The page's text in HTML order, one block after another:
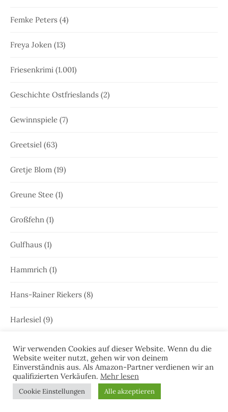
Femke Peters (4)
Freya Joken (13)
Friesenkrimi (1.001)
Geschichte Ostfrieslands (2)
Gewinnspiele (7)
Greetsiel (63)
Gretje Blom (19)
Greune Stee (1)
Großfehn (1)
Gulfhaus (1)
Hammrich (1)
Hans-Rainer Riekers (8)
Harlesiel (9)
Hauke Holjansen(5)
Hedda Böttcher (23)
Henriette Honig(12)
Wir verwenden Cookies auf dieser Website. Wenn du die
Website weiter nutzt, gehen wir von deinem
Einverständnis aus. Als Amazon-Partner verdienen wir an
qualifizierten Verkäufen. Mehr lesen
Cookie Einstellungen Alle akzeptieren